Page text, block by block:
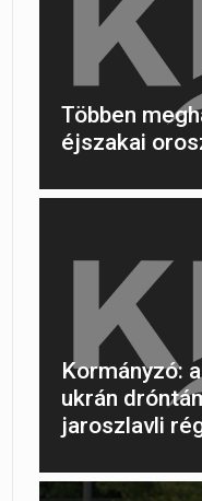
Többen
éjszakai
Kormányzó:
ukrán
jaroszlavli